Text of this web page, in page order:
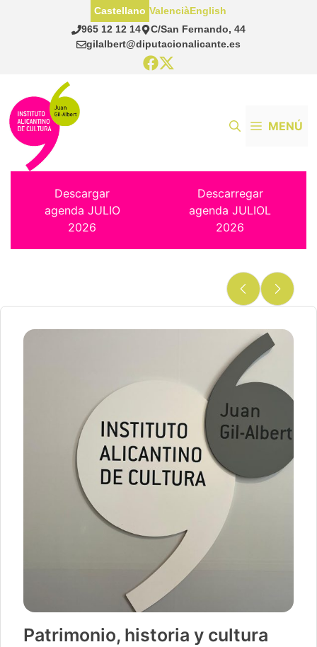
965 12 12 14
C/San Fernando, 44
gilalbert@diputacionalicante.es
Castellano ValenciàEnglish
MENÚ
Descargar
agenda JULIO
2026
Descarregar
agenda JULIOL
2026
Patrimonio, historia y cultura